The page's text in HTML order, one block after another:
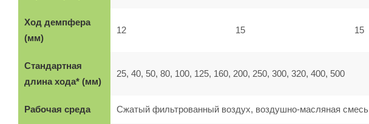
Ход демпфера
(мм)
12 15 15
Стандартная
длина хода* (мм)
25, 40, 50, 80, 100, 125, 160, 200, 250, 300, 320, 400, 500
Рабочая среда Сжатый фильтрованный воздух, воздушно-масляная смесь